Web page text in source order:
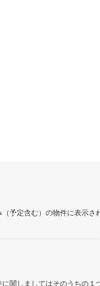
予定含む）の物件に表示さ
関しましてはそのうちの１